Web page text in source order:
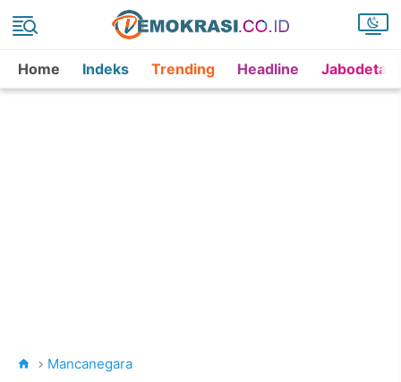
Home Indeks Trending Headline
Mancanegara